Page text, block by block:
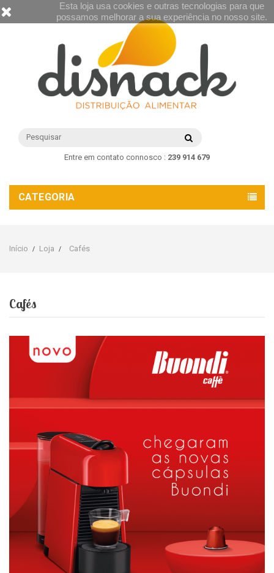
Entre em contato connosco : 239 914 679
CATEGORIA
Início Loja Cafés
Cafés
Esta loja usa cookies e outras tecnologias para que
possamos melhorar a sua experiência no nosso site.